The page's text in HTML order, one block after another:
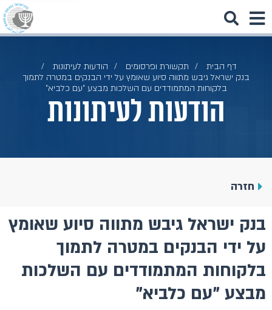
דף הבית תקשורת ופרסומים
הודעות לעיתונות
בנק ישראל גיבש מתווה סיוע שאומץ על ידי הבנקים במטרה לתמוך
בלקוחות המתמודדים עם השלכות מבצע "עם כלביא"
הודעות לעיתונות
חזרה
בנק ישראל גיבש מתווה סיוע שאומץ
על ידי הבנקים במטרה לתמוך
בלקוחות המתמודדים עם השלכות
מבצע "עם כלביא"